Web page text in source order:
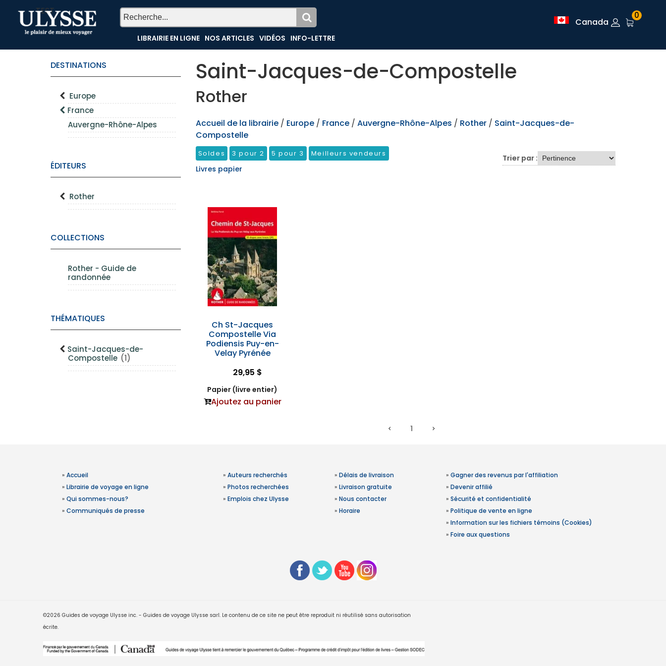
TEST
LIBRAIRIE EN LIGNE NOS ARTICLES VIDÉOS INFO-LETTRE
Canada
0
DESTINATIONS
Europe
France
Auvergne-Rhône-Alpes
ÉDITEURS
Rother
COLLECTIONS
Rother - Guide de
randonnée
THÉMATIQUES
Saint-Jacques-de-
Compostelle (1)
Saint-Jacques-de-Compostelle
Rother
Accueil de la librairie / Europe / France / Auvergne-Rhône-Alpes / Rother / Saint-Jacques-de-
Compostelle
Soldes 3 pour 2 5 pour 3 Meilleurs vendeurs
Livres papier
Trier par :
Ch St-Jacques
Compostelle Via
Podiensis Puy-en-
Velay Pyrénée
29,95 $
Papier (livre entier)
Ajoutez au panier
1
» Accueil
» Librairie de voyage en ligne
» Qui sommes-nous?
» Communiqués de presse
» Auteurs recherchés
» Photos recherchées
» Emplois chez Ulysse
» Délais de livraison
» Livraison gratuite
» Nous contacter
» Horaire
» Gagner des revenus par l'affiliation
» Devenir affilié
» Sécurité et confidentialité
» Politique de vente en ligne
» Information sur les fichiers témoins (Cookies)
» Foire aux questions
©2026 Guides de voyage Ulysse inc. - Guides de voyage Ulysse sarl. Le contenu de ce site ne peut être reproduit ni réutilisé sans autorisation
écrite.